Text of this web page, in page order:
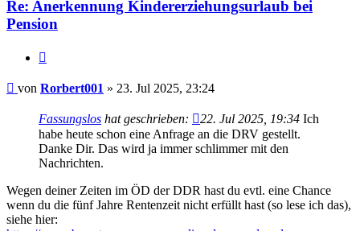
Re: Anerkennung Kindererziehungsurlaub bei
Pension
Beitrag
von Rorbert001 » 23. Jul 2025, 23:24
Fassungslos hat geschrieben: 22. Jul 2025, 19:34 Ich
habe heute schon eine Anfrage an die DRV gestellt.
Danke Dir. Das wird ja immer schlimmer mit den
Nachrichten.
Wegen deiner Zeiten im ÖD der DDR hast du evtl. eine Chance
wenn du die fünf Jahre Rentenzeit nicht erfüllt hast (so lese ich das),
siehe hier: